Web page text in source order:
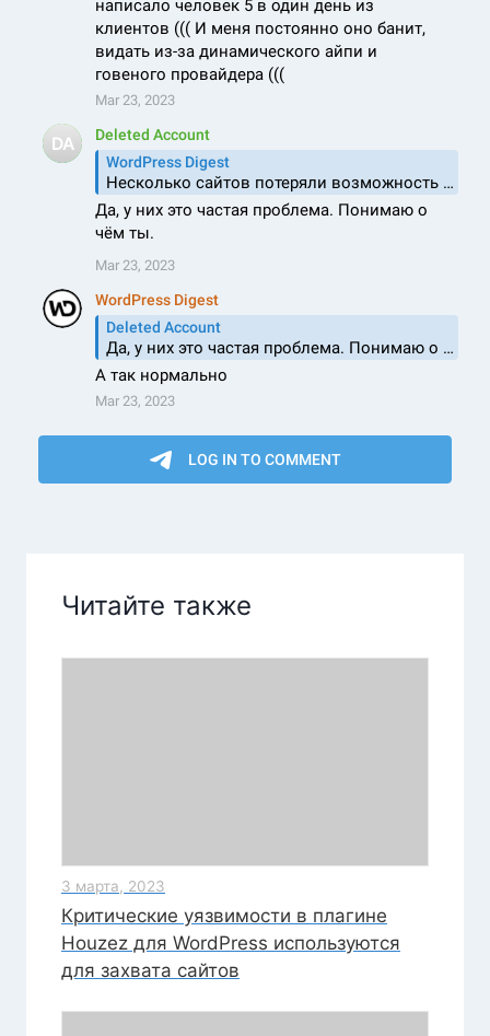
Читайте также
3 марта, 2023
Критические уязвимости в плагине
Houzez для WordPress используются
для захвата сайтов